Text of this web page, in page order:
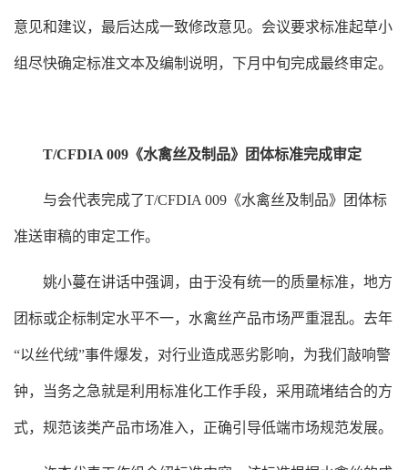
意见和建议，最后达成一致修改意见。会议要求标准起草小
组尽快确定标准文本及编制说明，下月中旬完成最终审定。
T/CFDIA 009《水禽丝及制品》团体标准完成审定
与会代表完成了T/CFDIA 009《水禽丝及制品》团体标
准送审稿的审定工作。
姚小蔓在讲话中强调，由于没有统一的质量标准，地方
团标或企标制定水平不一，水禽丝产品市场严重混乱。去年
“以丝代绒”事件爆发，对行业造成恶劣影响，为我们敲响警
钟，当务之急就是利用标准化工作手段，采用疏堵结合的方
式，规范该类产品市场准入，正确引导低端市场规范发展。